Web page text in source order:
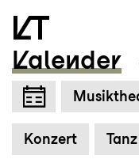
Zum
Zum Footer
Kalender
Konzert Tanz
Grosses Haus
19:30